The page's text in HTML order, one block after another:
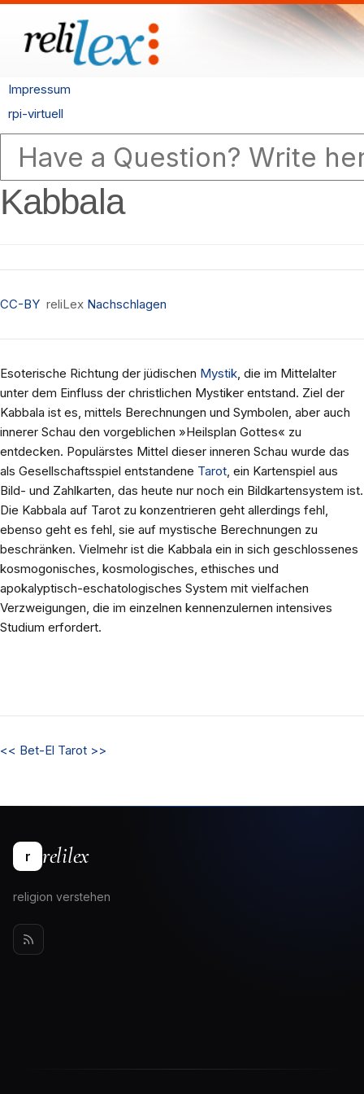
Impressum
rpi-virtuell
Kabbala
CC-BY reliLex Nachschlagen
Esoterische Richtung der jüdischen Mystik, die im Mittelalter
unter dem Einfluss der christlichen Mystiker entstand. Ziel der
Kabbala ist es, mittels Berechnungen und Symbolen, aber auch
innerer Schau den vorgeblichen »Heilsplan Gottes« zu
entdecken. Populärstes Mittel dieser inneren Schau wurde das
als Gesellschaftsspiel entstandene Tarot, ein Kartenspiel aus
Bild- und Zahlkarten, das heute nur noch ein Bildkartensystem ist.
Die Kabbala auf Tarot zu konzentrieren geht allerdings fehl,
ebenso geht es fehl, sie auf mystische Berechnungen zu
beschränken. Vielmehr ist die Kabbala ein in sich geschlossenes
kosmogonisches, kosmologisches, ethisches und
apokalyptisch-eschatologisches System mit vielfachen
Verzweigungen, die im einzelnen kennenzulernen intensives
Studium erfordert.
<< Bet-El Tarot >>
r relilex
religion verstehen